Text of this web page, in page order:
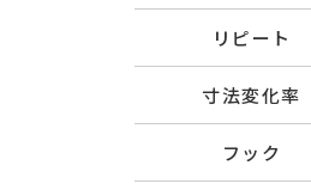
リピート
寸法変化率
フック